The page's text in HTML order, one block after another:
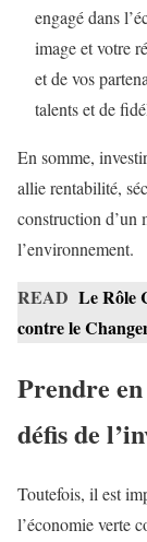
engagé dans
image et votre
et de vos
talents et de
En somme,
allie rentabilité,
construction d’un
l’environnement.
READ Le Rôle
contre le
Prendre
défis de
Toutefois, il est
l’économie verte